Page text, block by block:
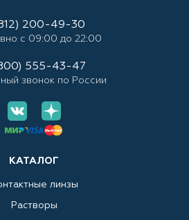
КАТАЛОГ
линзы
Растворы
200-49-30
с 09:00 до 22:00
555-43-47
звонок по России